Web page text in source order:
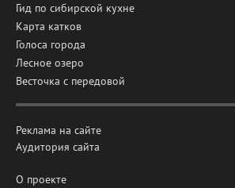
Гид по сибирской кухне
Карта катков
Голоса города
Лесное озеро
Весточка с передовой
Реклама на сайте
Аудитория сайта
О проекте